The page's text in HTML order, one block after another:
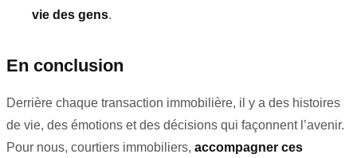
vie des gens.
En conclusion
Derrière chaque transaction immobilière, il y a des histoires
de vie, des émotions et des décisions qui façonnent l’avenir.
Pour nous, courtiers immobiliers, accompagner ces